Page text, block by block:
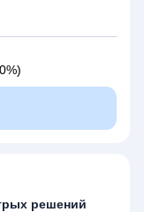
решений